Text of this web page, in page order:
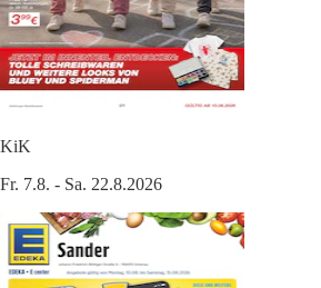
KiK
Fr. 7.8. - Sa. 22.8.2026